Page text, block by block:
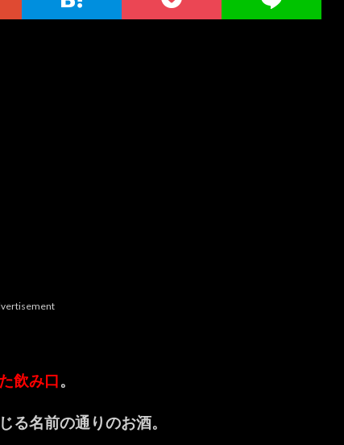
飲み口。
る名前の通りのお酒。